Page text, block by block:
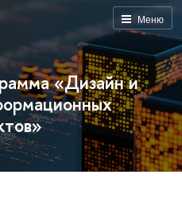
Меню
«Дизайн и